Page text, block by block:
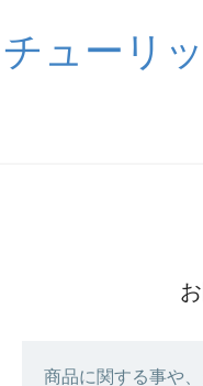
チューリ
商品に関する事や